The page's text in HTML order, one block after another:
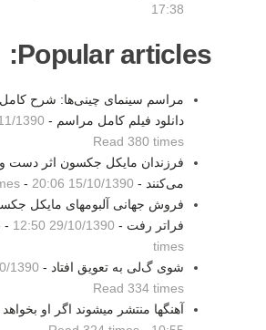
17:38
Popular articles:
مراسم سینمای چینی‌ها: شرح کامل
دانلود فیلم کامل مراسم - 16:15
Read 380 times
فرزندان مایکل جکسون اثر دست
می‌کنند - 15/10/1390 20:06
-
فروش جهانی آلبومهای مایکل
فراتر رفت - 29/10/1390 12:50
-
times
شوی گ‌لی به تعویق افتاد - 14:49
Read 334 times
آهنگها منتشر میشوند اگر او